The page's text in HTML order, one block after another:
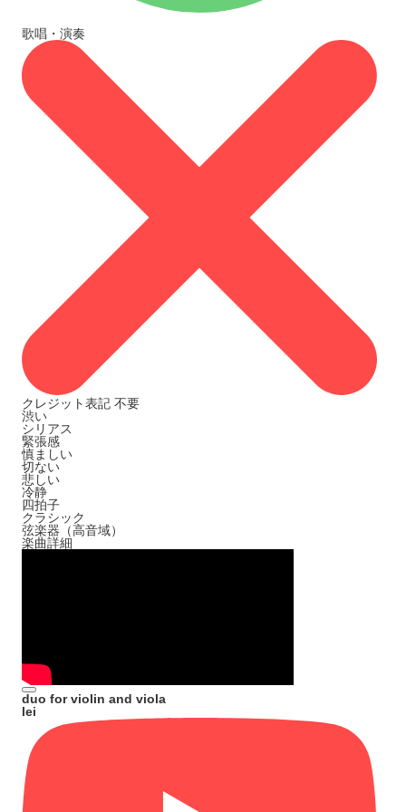
歌唱・演奏
クレジット表記 不要
渋い
シリアス
緊張感
慎ましい
切ない
悲しい
冷静
四拍子
クラシック
弦楽器（高音域）
楽曲詳細
duo for violin and viola
lei